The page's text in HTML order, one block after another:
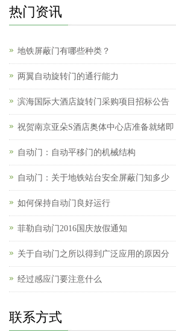
热门资讯
地铁屏蔽门有哪些种类？
两翼自动旋转门的通行能力
滨海国际大酒店旋转门采购项目招标公告
祝贺南京亚朵S酒店奥体中心店准备就绪即
自动门：自动平移门的机械结构
自动门：关于地铁站台安全屏蔽门知多少
如何保持自动门良好运行
菲勒自动门2016国庆放假通知
关于自动门之所以得到广泛应用的原因分
经过感应门要注意什么
联系方式